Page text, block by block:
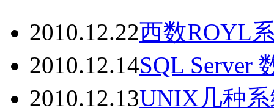
2010.12.22西数ROYL
2010.12.14SQL Server
2010.12.13UNIX几种